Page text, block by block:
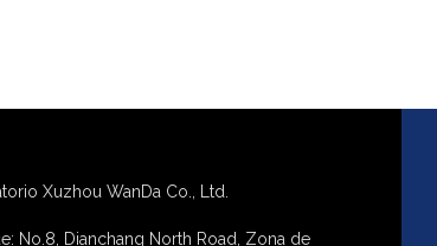
Xuzhou WanDa Co., Ltd.
No.8, Dianchang North Road, Zona de